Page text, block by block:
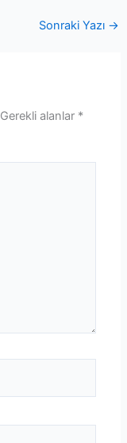
Sonraki Yazı →
Gerekli alanlar *